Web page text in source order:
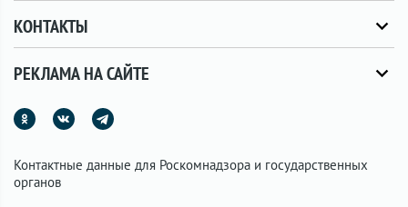
КОНТАКТЫ
РЕКЛАМА НА САЙТЕ
Контактные данные для Роскомнадзора и государственных
органов